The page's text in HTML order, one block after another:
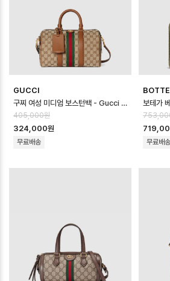
GUCCI
구찌 여성 미디엄 보스턴백 - Gucci Womens Medium Boston Bag - …
405,000원
324,000원
무료배송 무료배송